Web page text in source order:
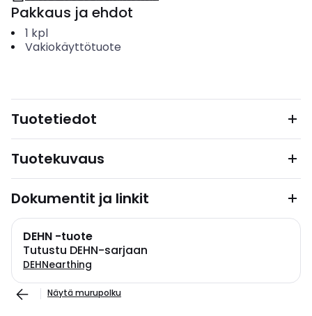
Pakkaus ja ehdot
1 kpl
Vakiokäyttötuote
Tuotetiedot
Tuotekuvaus
Dokumentit ja linkit
DEHN -tuote
Tutustu DEHN-sarjaan
DEHNearthing
Näytä murupolku